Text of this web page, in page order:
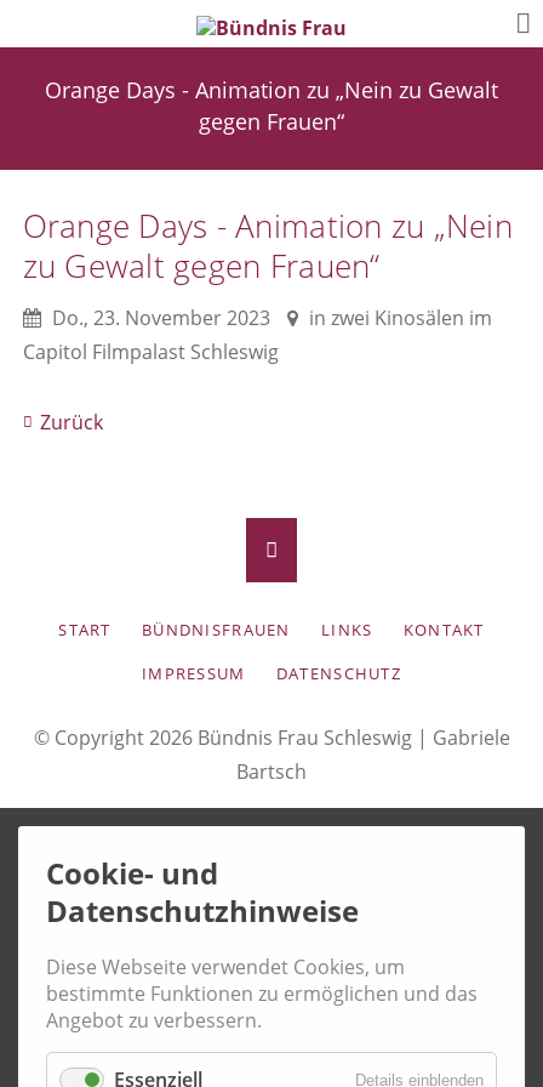
Orange Days - Animation zu „Nein zu Gewalt
gegen Frauen“
Orange Days - Animation zu „Nein
zu Gewalt gegen Frauen“
Do., 23. November 2023
in zwei Kinosälen im
Capitol Filmpalast Schleswig
Zurück
NAVIGATION
START BÜNDNISFRAUEN LINKS
KONTAKT
IMPRESSUM
DATENSCHUTZ
© Copyright 2026 Bündnis Frau Schleswig | Gabriele
Bartsch
Cookie- und
Datenschutzhinweise
Diese Webseite verwendet Cookies, um
bestimmte Funktionen zu ermöglichen und das
Angebot zu verbessern.
Essenziell Details einblenden